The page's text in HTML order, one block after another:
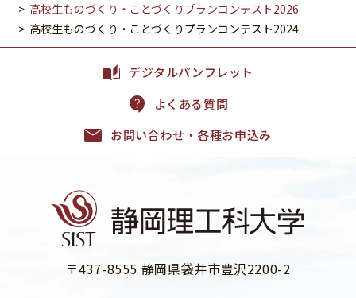
> 高校生ものづくり・ことづくりプランコンテスト2026
> 高校生ものづくり・ことづくりプランコンテスト2024
デジタルパンフレット
よくある質問
お問い合わせ・各種お申込み
〒437-8555 静岡県袋井市豊沢2200-2